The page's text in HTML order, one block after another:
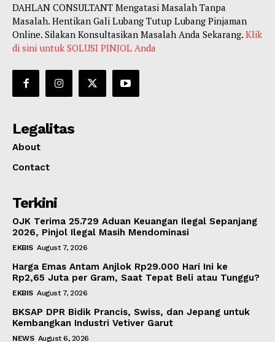
DAHLAN CONSULTANT Mengatasi Masalah Tanpa
Masalah. Hentikan Gali Lubang Tutup Lubang Pinjaman
Online. Silakan Konsultasikan Masalah Anda Sekarang. Klik
di sini untuk SOLUSI PINJOL Anda
Legalitas
About
Contact
Terkini
OJK Terima 25.729 Aduan Keuangan Ilegal Sepanjang
2026, Pinjol Ilegal Masih Mendominasi
EKBIS August 7, 2026
Harga Emas Antam Anjlok Rp29.000 Hari Ini ke
Rp2,65 Juta per Gram, Saat Tepat Beli atau Tunggu?
EKBIS August 7, 2026
BKSAP DPR Bidik Prancis, Swiss, dan Jepang untuk
Kembangkan Industri Vetiver Garut
NEWS August 6, 2026